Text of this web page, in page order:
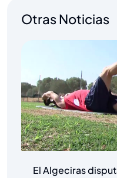
Otras Noticias
El Algeciras